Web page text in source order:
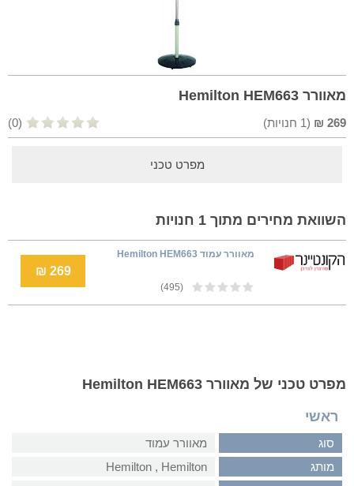
מאוורר Hemilton HEM663
269
₪
(
1 חנויות) (0)
מפרט טכני
השוואת מחירים מתוך 1 חנויות
מאוורר עמוד Hemilton HEM663
(495)
269 ₪
מפרט טכני של מאוורר Hemilton HEM663
ראשי
סוג
מאוורר עמוד
מותג
Hemilton‏ , ‏Hemilton